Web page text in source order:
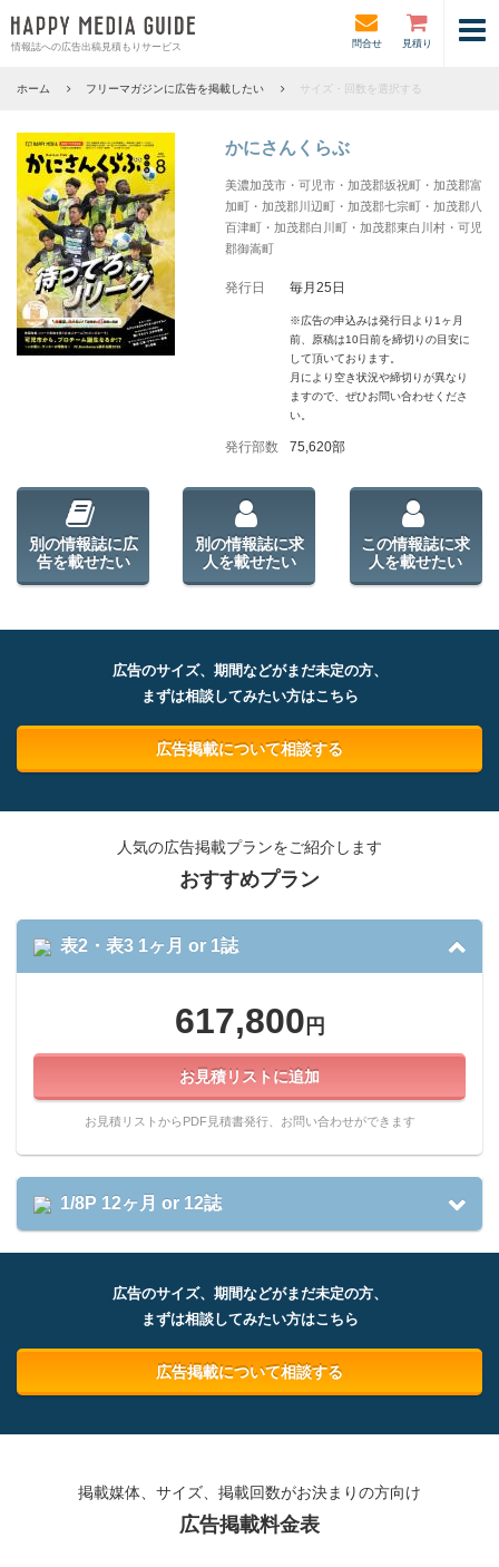
情報誌への広告出稿見積もりサービス 問合せ 見積り
ホーム フリーマガジンに広告を掲載したい サイズ・回数を選択する
かにさんくらぶ
美濃加茂市・可児市・加茂郡坂祝町・加茂郡富
加町・加茂郡川辺町・加茂郡七宗町・加茂郡八
百津町・加茂郡白川町・加茂郡東白川村・可児
郡御嵩町
発行日 毎月25日
※広告の申込みは発行日より1ヶ月
前、原稿は10日前を締切りの目安に
して頂いております。
月により空き状況や締切りが異なり
ますので、ぜひお問い合わせくださ
い。
発行部数 75,620部
別の情報誌に広
告を載せたい
別の情報誌に求
人を載せたい
この情報誌に求
人を載せたい
広告のサイズ、期間などがまだ未定の方、
まずは相談してみたい方はこちら
広告掲載について相談する
人気の広告掲載プランをご紹介します
おすすめプラン
表2・表3 1ヶ月 or 1誌
617,800 円
お見積リストに追加
お見積リストからPDF見積書発行、お問い合わせができます
1/8P 12ヶ月 or 12誌
広告のサイズ、期間などがまだ未定の方、
まずは相談してみたい方はこちら
広告掲載について相談する
掲載媒体、サイズ、掲載回数がお決まりの方向け
広告掲載料金表